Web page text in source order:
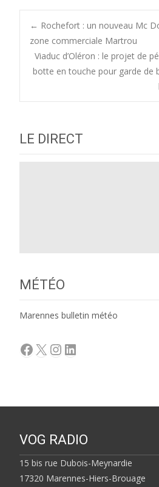
Post
← Rochefort : un nouveau Mc
zone commerciale Martrou
Viaduc d’Oléron : le projet de
botte en touche pour garde de
LE DIRECT
MÉTÉO
Marennes bulletin météo
Facebook
X Instagram
LinkedIn
VOG RADIO
15 bis rue Dubois-Meynardie
17320 Marennes-Hiers-Brouage